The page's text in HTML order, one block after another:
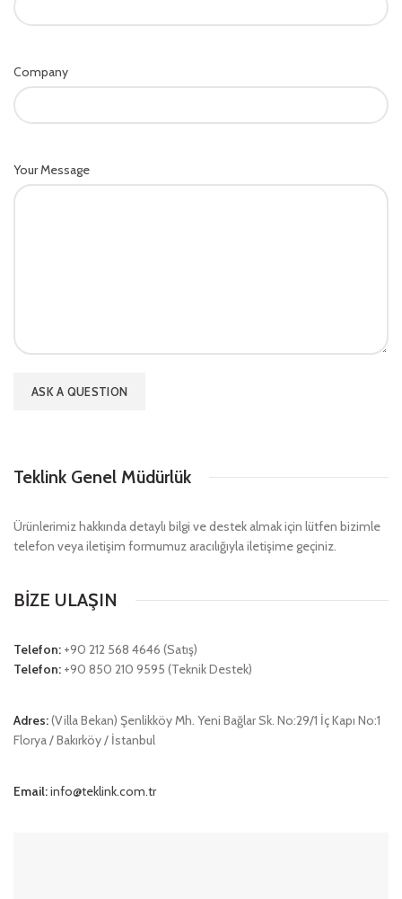
Company
Your Message
Teklink Genel Müdürlük
Ürünlerimiz hakkında detaylı bilgi ve destek almak için lütfen bizimle
telefon veya iletişim formumuz aracılığıyla iletişime geçiniz.
BİZE ULAŞIN
Telefon: +90 212 568 4646 (Satış)
Telefon: +90 850 210 9595 (Teknik Destek)
Adres:(Villa Bekan) Şenlikköy Mh. Yeni Bağlar Sk. No:29/1 İç Kapı No:1
Florya / Bakırköy / İstanbul
Email:info@teklink.com.tr